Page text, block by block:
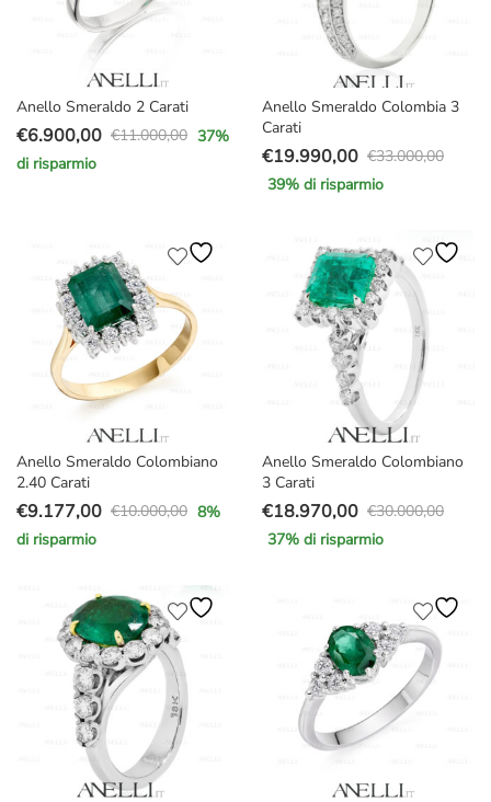
Anello Smeraldo 2 Carati
€11.000,00
Il
prezzo
€11.000,00.
€6.900,00
Il
prezzo
€6.900,00.
37%
di risparmio
Anello Smeraldo Colombia 3
Carati
€33.000,00
Il
prezzo
€33.000,00.
€19.990,00
Il
prezzo
€19.990,00.
39% di risparmio
Anello Smeraldo Colombiano
2.40 Carati
€10.000,00
Il
prezzo
€10.000,00.
€9.177,00
Il
prezzo
€9.177,00.
8%
di risparmio
Anello Smeraldo Colombiano
3 Carati
€30.000,00
Il
prezzo
€30.000,00.
€18.970,00
Il
prezzo
€18.970,00.
37% di risparmio